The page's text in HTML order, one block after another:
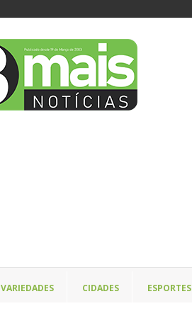
VARIEDADES CIDADES ESPORTES